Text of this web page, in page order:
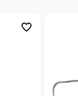
favorite_border